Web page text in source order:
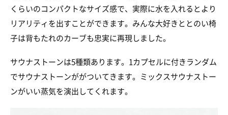
くらいのコンパクトなサイズ感で、実際に水を入れるとより
リアリティを出すことができます。みんな大好きととのい椅
子は背もたれのカーブも忠実に再現しました。
サウナストーンは5種類あります。1カプセルに付きランダム
でサウナストーンががついてきます。ミックスサウナストー
ンがいい蒸気を演出してくれます。